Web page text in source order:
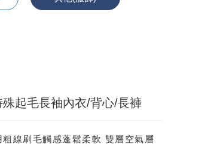
起毛長袖內衣/背心/長褲
線刷毛觸感蓬鬆柔軟 雙層空氣層